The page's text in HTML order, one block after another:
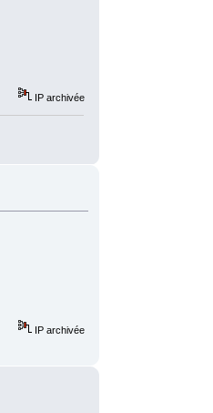
IP archivée
IP archivée